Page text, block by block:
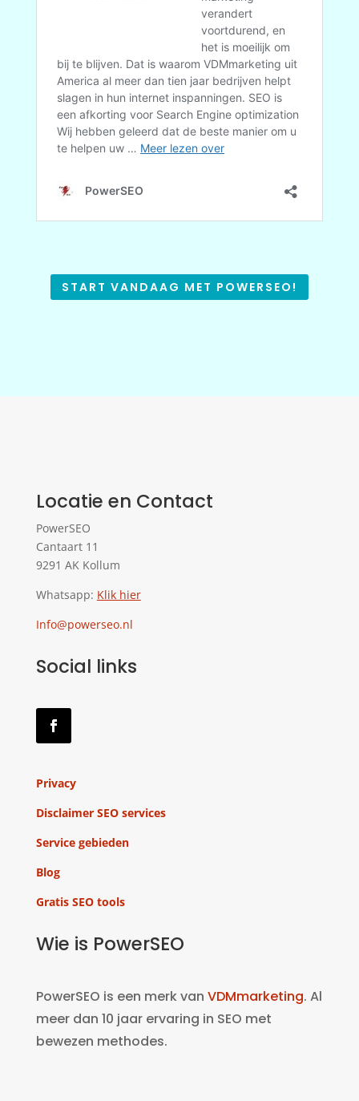
START VANDAAG MET POWERSEO!
Locatie en Contact
PowerSEO
Cantaart 11
9291 AK Kollum
Whatsapp: Klik hier
Info@powerseo.nl
Social links
Privacy
Disclaimer SEO services
Service gebieden
Blog
Gratis SEO tools
Wie is PowerSEO
PowerSEO is een merk van VDMmarketing. Al
meer dan 10 jaar ervaring in SEO met
bewezen methodes.